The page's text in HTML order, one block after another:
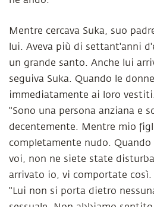
Mentre cercava Suka, suo
lui. Aveva più di settant'anni
un grande santo. Anche lui
seguiva Suka. Quando le
immediatamente ai loro
"Sono una persona anziana e
decentemente. Mentre mio
completamente nudo.
voi, non ne siete state
arrivato io, vi comportate così.
"Lui non si porta dietro